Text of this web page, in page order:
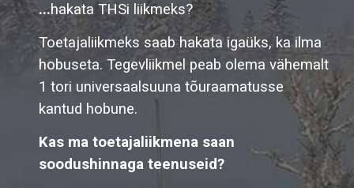
...hakata THSi liikmeks?
Toetajaliikmeks saab hakata igaüks, ka ilma
hobuseta. Tegevliikmel peab olema vähemalt
1 tori universaalsuuna tõuraamatusse
kantud hobune.
Kas ma toetajaliikmena saan
soodushinnaga teenuseid?